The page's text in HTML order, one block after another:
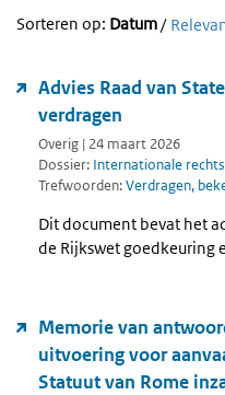
Sorteren op: Datum/
Advies Raad van
verdragen
Overig | 24 maart 2026
Dossier: Internationale
Trefwoorden:Verdragen,
Dit document bevat het
de Rijkswet goedkeuring
Memorie van
uitvoering voor
Statuut van Rome